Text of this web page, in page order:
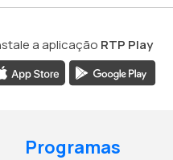
a aplicação RTP Play
Programas